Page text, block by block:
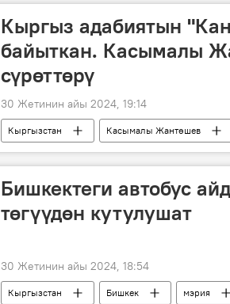
Кыргыз адабиятын
байыткан. Касымалы
сүрөттөрү
30 Жетинин айы 2024, 19:14
Кыргызстан Касымалы Жантөшев
үй-бүлө
"Каныбек" романы
Бишкектеги автобус
төгүүдөн кутулушат
30 Жетинин айы 2024, 18:54
Кыргызстан Бишкек мэрия